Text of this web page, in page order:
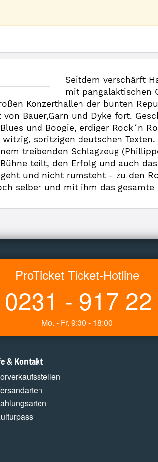
Seitdem verschärft
mit pangalaktischen
Konzerthallen der bunten
von Bauer,Garn und Dyke fort.
und Boogie, erdiger Rock´n
spritzigen deutschen
treibenden Schlagzeug
teilt, den Erfolg und auch
und nicht rumsteht - zu den
selber und mit ihm das gesamte
ProTicket Ticket-Hotline
0231 - 917
Mo. - Fr. 9:30 - 18:00
& Kontakt